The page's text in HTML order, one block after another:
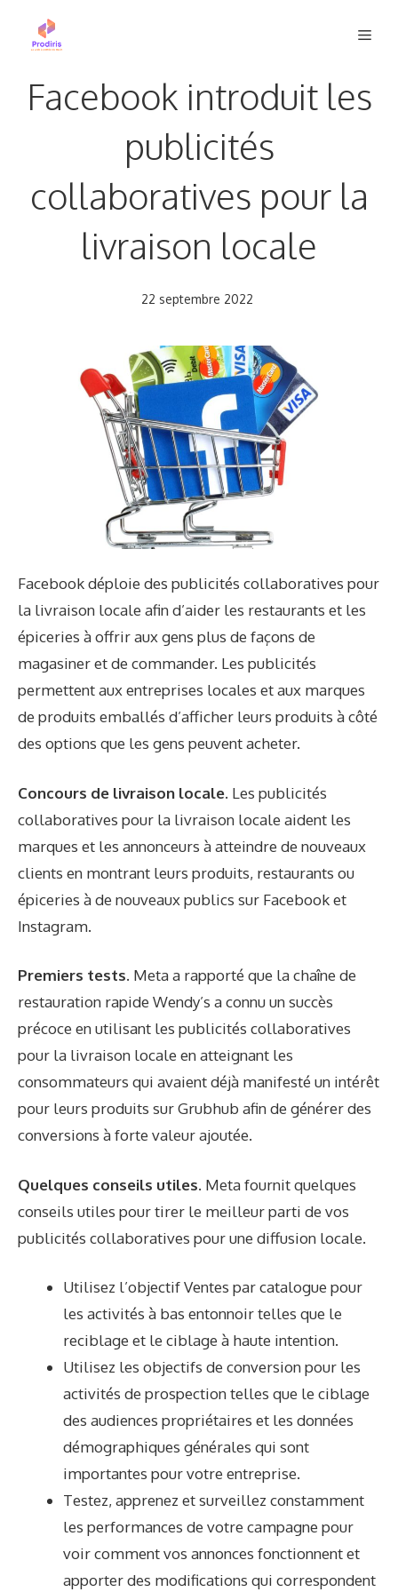
Facebook introduit les
publicités
collaboratives pour la
livraison locale
22 septembre 2022
Facebook déploie des publicités collaboratives pour
la livraison locale afin d’aider les restaurants et les
épiceries à offrir aux gens plus de façons de
magasiner et de commander. Les publicités
permettent aux entreprises locales et aux marques
de produits emballés d’afficher leurs produits à côté
des options que les gens peuvent acheter.
Concours de livraison locale. Les publicités
collaboratives pour la livraison locale aident les
marques et les annonceurs à atteindre de nouveaux
clients en montrant leurs produits, restaurants ou
épiceries à de nouveaux publics sur Facebook et
Instagram.
Premiers tests. Meta a rapporté que la chaîne de
restauration rapide Wendy’s a connu un succès
précoce en utilisant les publicités collaboratives
pour la livraison locale en atteignant les
consommateurs qui avaient déjà manifesté un intérêt
pour leurs produits sur Grubhub afin de générer des
conversions à forte valeur ajoutée.
Quelques conseils utiles. Meta fournit quelques
conseils utiles pour tirer le meilleur parti de vos
publicités collaboratives pour une diffusion locale.
Utilisez l’objectif Ventes par catalogue pour
les activités à bas entonnoir telles que le
reciblage et le ciblage à haute intention.
Utilisez les objectifs de conversion pour les
activités de prospection telles que le ciblage
des audiences propriétaires et les données
démographiques générales qui sont
importantes pour votre entreprise.
Testez, apprenez et surveillez constamment
les performances de votre campagne pour
voir comment vos annonces fonctionnent et
apporter des modifications qui correspondent